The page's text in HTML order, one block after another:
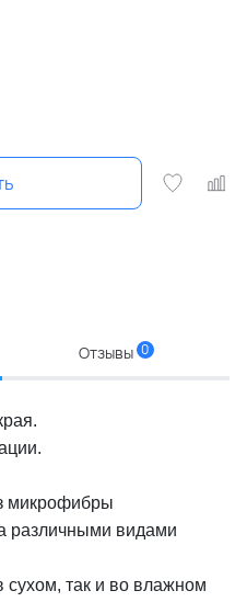
Отзывы 0
микрофибры
различными видами
сухом, так и во влажном